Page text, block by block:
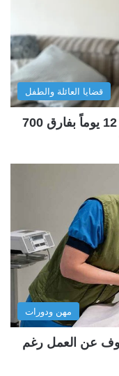
قضايا العائلة والطفل
شقة تُباع في ستوكهولم مرتين خلال 12 يوماً بفارق 700
مهن ودورات
عن العمل رغم